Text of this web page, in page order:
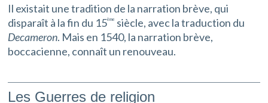
Il existait une tradition de la narration brève, qui
disparaît à la fin du 15ème
siècle, avec la traduction du
Decameron. Mais en 1540, la narration brève,
boccacienne, connaît un renouveau.
Les Guerres de religion